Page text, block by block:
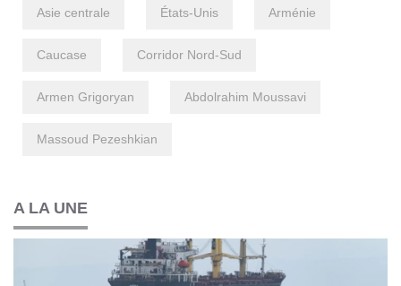
Asie centrale États-Unis Arménie
Caucase Corridor Nord-Sud
Armen Grigoryan Abdolrahim Moussavi
Massoud Pezeshkian
A LA UNE